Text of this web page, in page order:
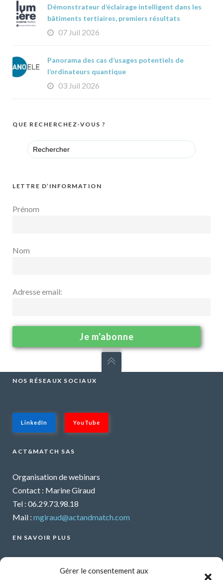
Gérer le consentement aux
Démonstrateur d’éclairage intelligent dans les
bâtiments tertiaires, premiers résultats
07 Juil 2026
Panorama des cas d’usages potentiels de
l’ordinateurs quantique
03 Juil 2026
QUE RECHERCHEZ-VOUS ?
Search
for:
LETTRE D’INFORMATION
Prénom
Nom
Adresse email:
NOS RÉSEAUX SOCIAUX
LinkedIn YouTube
ACT&MATCH SAS
Organisation de webinars
Contact : Marine Giraud
Tel : 06.29.73.98.18
Mail : mgiraud@actandmatch.com
EN SAVOIR PLUS
Organiser un webinar